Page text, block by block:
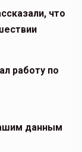
что
работу по
данным